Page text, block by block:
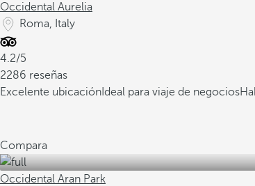
Occidental Aurelia
Roma, Italy
4.2/5
2286 reseñas
Excelente ubicación Ideal para viaje de negocios
Compara
Occidental Aran Park